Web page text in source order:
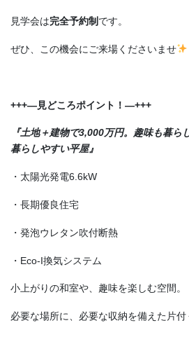
見学会は完全予約制 です。
ぜひ、この機会にご来場くださいませ
+++—見どころポイント！—+++
『土地＋建物で3,000万円。趣味も暮ら
暮らしやすい平屋』
・太陽光発電6.6kW
・長期優良住宅
・発泡ウレタン吹付断熱
・Eco-I換気システム
小上がりの和室や、趣味を楽しむ空間。
必要な場所に、必要な収納を備えた片付